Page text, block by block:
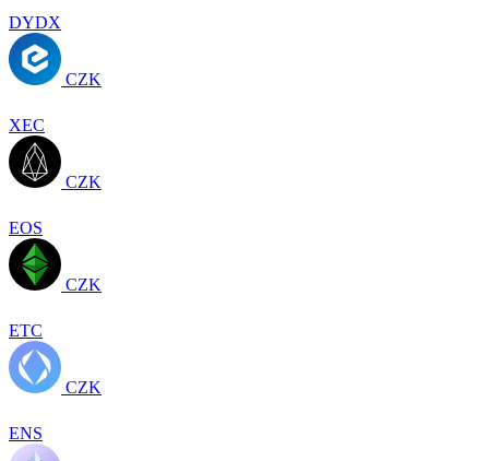
DYDX
CZK
XEC
CZK
EOS
CZK
ETC
CZK
ENS